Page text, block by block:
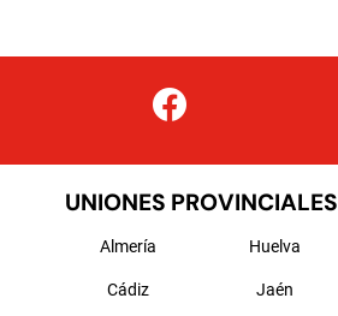
UNIONES PROVINCIALES
Almería
Cádiz
Huelva
Jaén